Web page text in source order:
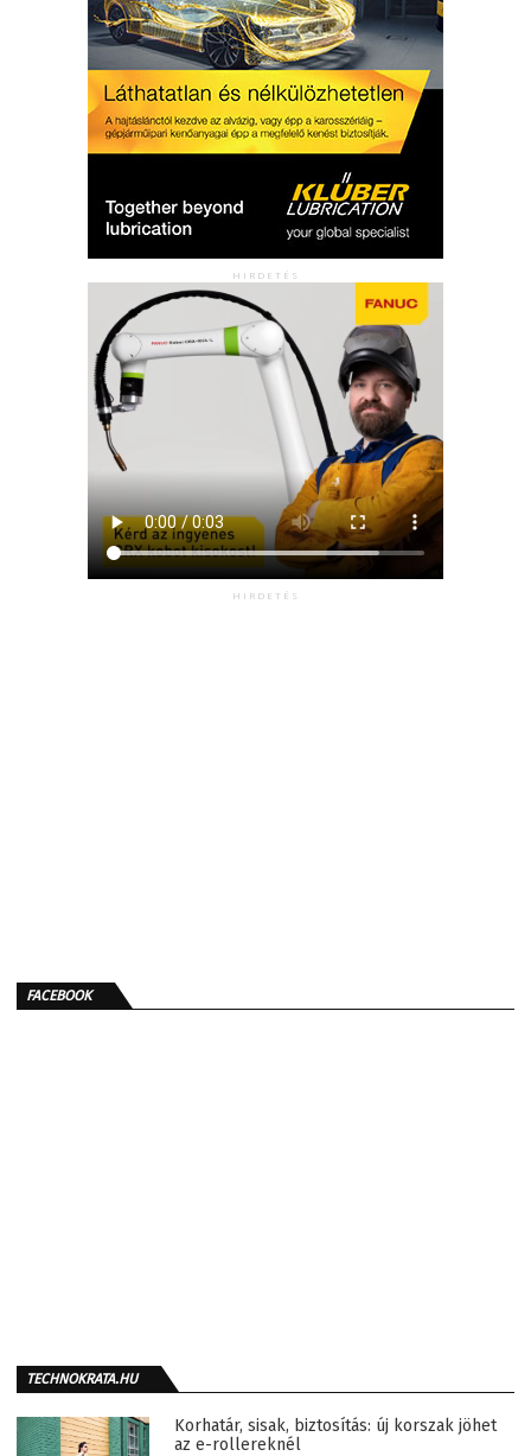
HIRDETÉS
HIRDETÉS
FACEBOOK
TECHNOKRATA.HU
Korhatár, sisak, biztosítás: új korszak jöhet
az e-rollereknél